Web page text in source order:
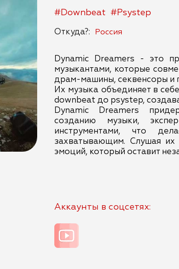
#Downbeat #Psystep
Откуда?: Россия
Dynamic Dreamers - это
музыкантами, которые
драм-машины, секвенсоры и
Их музыка объединяет в
downbeat до psystep,
Dynamic Dreamers
созданию музыки,
инструментами, что
захватывающим. Слушая
эмоций, который оставит
Аккаунты в соцсетях: